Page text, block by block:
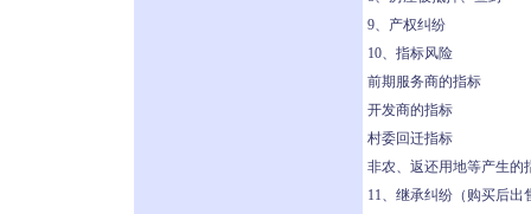
9、产权纠纷
10、指标风险
前期服务商的指标
开发商的指标
村委回迁指标
非农、返还用地等产生的
11、继承纠纷（购买后出